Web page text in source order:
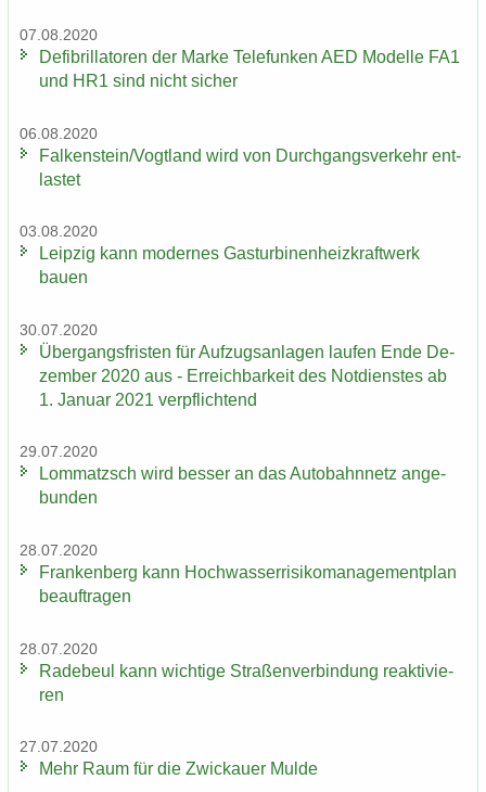
07.08.2020
De­fi­bril­la­to­ren der Marke Te­le­fun­ken AED Mo­del­le FA1
und HR1 sind nicht si­cher
06.08.2020
Fal­ken­stein/Vogt­land wird von Durch­gangs­ver­kehr ent­
las­tet
03.08.2020
Leip­zig kann mo­der­nes Gas­tur­bi­nen­heiz­kraft­werk
bauen
30.07.2020
Über­gangs­fris­ten für Auf­zugs­an­la­gen lau­fen Ende De­
zem­ber 2020 aus - Er­reich­bar­keit des Not­diens­tes ab
1. Ja­nu­ar 2021 ver­pflich­tend
29.07.2020
Lom­matzsch wird bes­ser an das Au­to­bahn­netz an­ge­
bun­den
28.07.2020
Fran­ken­berg kann Hoch­was­ser­ri­si­ko­ma­nage­ment­plan
be­auf­tra­gen
28.07.2020
Ra­de­beul kann wich­ti­ge Stra­ßen­ver­bin­dung re­ak­ti­vie­
ren
27.07.2020
Mehr Raum für die Zwi­ckau­er Mulde